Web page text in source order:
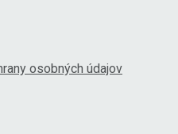
osobných údajov